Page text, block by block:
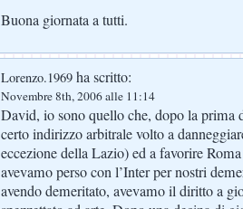
Buona giornata a tutti.
Lorenzo.1969 ha scritto:
Novembre 8th, 2006 alle 11:14
David, io sono quello che, dopo la prima
certo indirizzo arbitrale volto a
eccezione della Lazio) ed a favorire
avevamo perso con l’Inter per nostri
avendo demeritato, avevamo il diritto a